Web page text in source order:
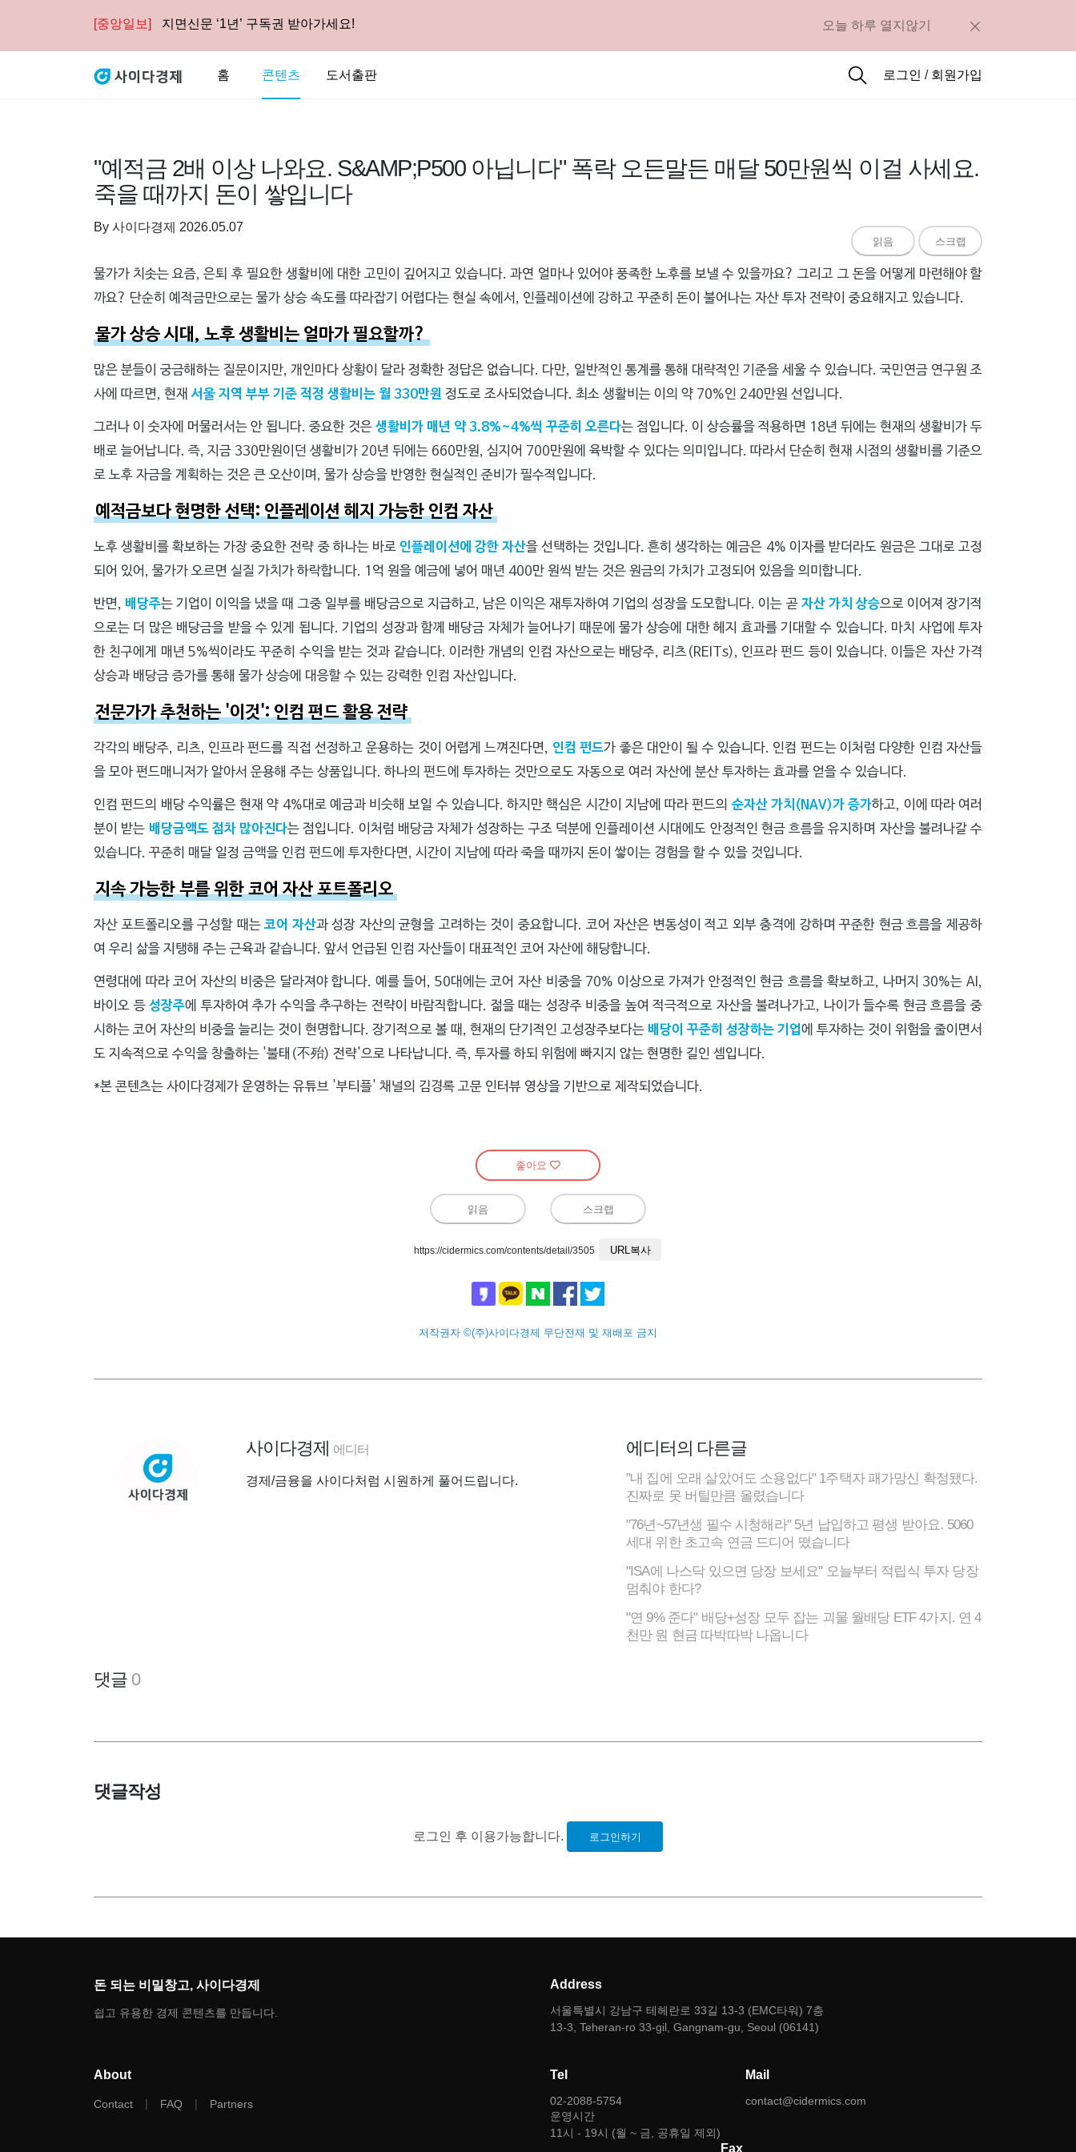
[중앙일보] 지면신문 ‘1년’ 구독권 받아가세요! 오늘 하루 열지않기
홈 콘텐츠 도서출판 로그인 / 회원가입
"예적금 2배 이상 나와요. S&AMP;P500 아닙니다" 폭락 오든말든 매달 50만원씩 이걸 사세요.
죽을 때까지 돈이 쌓입니다
By 사이다경제 2026.05.07
읽음 스크랩
좋아요
읽음 스크랩
https://cidermics.com/contents/detail/3505 URL복사
저작권자 ©(주)사이다경제 무단전재 및 재배포 금지
사이다경제 에디터
경제/금융을 사이다처럼 시원하게 풀어드립니다.
에디터의 다른글
"내 집에 오래 살았어도 소용없다" 1주택자 패가망신 확정됐다.
진짜로 못 버틸만큼 올렸습니다
"76년~57년생 필수 시청해라" 5년 납입하고 평생 받아요. 5060
세대 위한 초고속 연금 드디어 떴습니다
"ISA에 나스닥 있으면 당장 보세요" 오늘부터 적립식 투자 당장
멈춰야 한다?
"연 9% 준다" 배당+성장 모두 잡는 괴물 월배당 ETF 4가지. 연 4
천만 원 현금 따박따박 나옵니다
댓글 0
댓글작성
로그인 후 이용가능합니다. 로그인하기
돈 되는 비밀창고, 사이다경제
쉽고 유용한 경제 콘텐츠를 만듭니다.
Address
서울특별시 강남구 테헤란로 33길 13-3 (EMC타워) 7층
13-3, Teheran-ro 33-gil, Gangnam-gu, Seoul (06141)
About
Contact | FAQ | Partners
Tel
02-2088-5754
운영시간
11시 - 19시 (월 ~ 금, 공휴일 제외)
Mail
contact@cidermics.com
Fax